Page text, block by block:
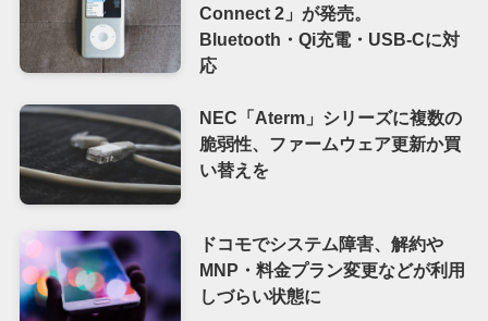
Connect 2」が発売。
Bluetooth・Qi充電・USB-Cに対
応
NEC「Aterm」シリーズに複数の
脆弱性、ファームウェア更新か買
い替えを
ドコモでシステム障害、解約や
MNP・料金プラン変更などが利用
しづらい状態に